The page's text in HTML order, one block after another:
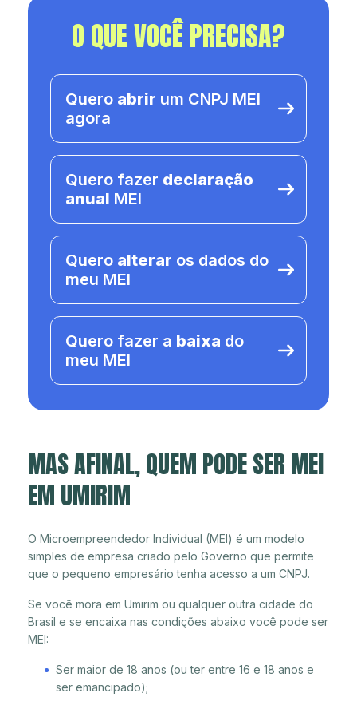
O QUE VOCÊ PRECISA?
Quero abrir um CNPJ MEI
agora
Quero fazer declaração
anual MEI
Quero alterar os dados do
meu MEI
Quero fazer a baixa do
meu MEI
MAS AFINAL, QUEM PODE SER MEI
EM UMIRIM
O Microempreendedor Individual (MEI) é um modelo
simples de empresa criado pelo Governo que permite
que o pequeno empresário tenha acesso a um CNPJ.
Se você mora em Umirim ou qualquer outra cidade do
Brasil e se encaixa nas condições abaixo você pode ser
MEI:
Ser maior de 18 anos (ou ter entre 16 e 18 anos e
ser emancipado);